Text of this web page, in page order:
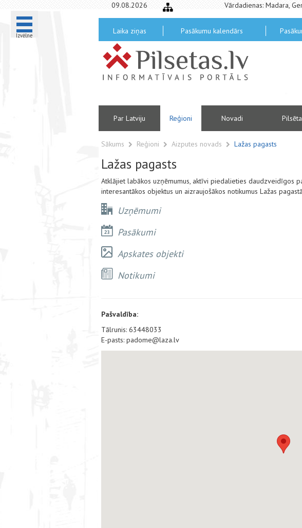
Izvēlne
09.08.2026 Vārdadienas: Madara,
Laika ziņas Pasākumu kalendārs
Par Latviju Reģioni Novadi
Sākums Reģioni Aizputes novads Lažas pagasts
Lažas pagasts
Atklājiet labākos uzņēmumus, aktīvi piedalieties daudzveidīgos
interesantākos objektus un aizraujošākos notikumus Lažas
Uzņēmumi
Pasākumi
Apskates objekti
Notikumi
Pašvaldība:
Tālrunis: 63448033
E-pasts: padome@laza.lv